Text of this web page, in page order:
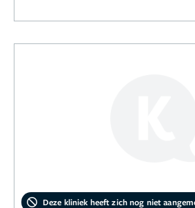
Deze kliniek heeft zich nog niet